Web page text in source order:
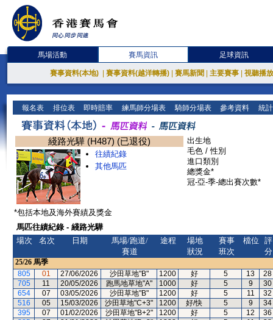
馬場活動 賽馬資訊 足球資訊
賽事資料(本地) 賽事資料(越洋轉播) 賽馬新聞 主要賽事 視聽播
報名表 排位表 即時賠率 練馬師分場表 騎師分場表 參考資料 統
綫路光驊 (H487) (已退役)
往績紀錄
其他馬匹
出生地
毛色 / 性別
進口類別
總獎金*
冠-亞-季-總出賽次數*
*包括本地及海外賽績及獎金
馬匹往績紀錄 - 綫路光驊
場次
名次 日期
馬場/跑道/
賽道
途程
場地
狀況
賽事
班次
檔位
評
分
25/26 馬季
805
01 27/06/2026 沙田草地"B" 1200 好 5 13
28
705
11 20/05/2026 跑馬地草地"A" 1000 好 5 9
30
654
07 03/05/2026 沙田草地"B" 1200 好 5 11
32
516
05 15/03/2026 沙田草地"C+3" 1200 好/快 5 9
34
395
07 01/02/2026 沙田草地"B+2" 1200 好 5 12
36